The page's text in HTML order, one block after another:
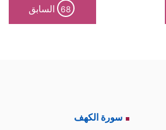
68 السابق
سورة الكهف